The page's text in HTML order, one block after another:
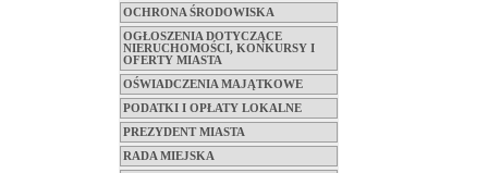
OCHRONA ŚRODOWISKA
OGŁOSZENIA DOTYCZĄCE
NIERUCHOMOŚCI, KONKURSY I
OFERTY MIASTA
OŚWIADCZENIA MAJĄTKOWE
PODATKI I OPŁATY LOKALNE
PREZYDENT MIASTA
RADA MIEJSKA